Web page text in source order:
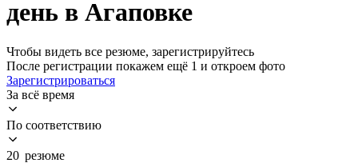
день в Агаповке
Чтобы видеть все резюме, зарегистрируйтесь
После регистрации покажем ещё 1 и откроем фото
Зарегистрироваться
За всё время
По соответствию
20 резюме